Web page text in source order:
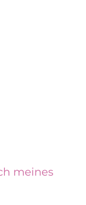
meines